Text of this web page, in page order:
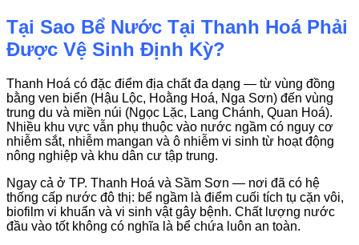
Tại Sao Bể Nước Tại Thanh Hoá Phải
Được Vệ Sinh Định Kỳ?
Thanh Hoá có đặc điểm địa chất đa dạng — từ vùng đồng
bằng ven biển (Hậu Lộc, Hoằng Hoá, Nga Sơn) đến vùng
trung du và miền núi (Ngọc Lặc, Lang Chánh, Quan Hoá).
Nhiều khu vực vẫn phụ thuộc vào nước ngầm có nguy cơ
nhiễm sắt, nhiễm mangan và ô nhiễm vi sinh từ hoạt động
nông nghiệp và khu dân cư tập trung.
Ngay cả ở TP. Thanh Hoá và Sầm Sơn — nơi đã có hệ
thống cấp nước đô thị: bể ngầm là điểm cuối tích tụ cặn vôi,
biofilm vi khuẩn và vi sinh vật gây bệnh. Chất lượng nước
đầu vào tốt không có nghĩa là bể chứa luôn an toàn.